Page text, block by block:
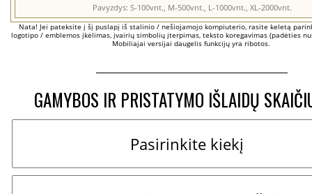
Nata! Jei pateksite į šį puslapį iš stalinio / nešiojamojo kompiuterio, rasite keletą
logotipo / emblemos įkėlimas, įvairių simbolių įterpimas, teksto koregavimas (padėties
Mobiliajai versijai daugelis funkcijų yra ribotos.
GAMYBOS IR PRISTATYMO IŠLAIDŲ